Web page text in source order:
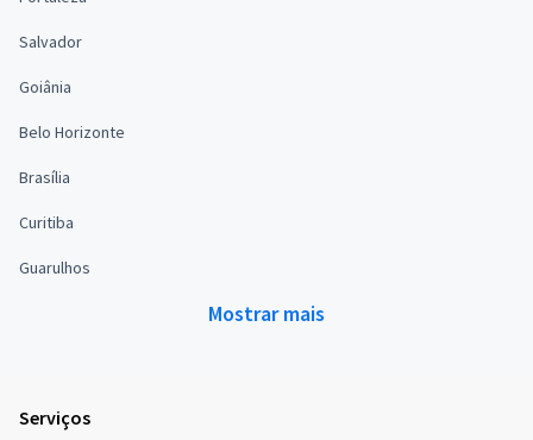
Salvador
Goiânia
Belo Horizonte
Brasília
Curitiba
Guarulhos
Mostrar mais
Serviços